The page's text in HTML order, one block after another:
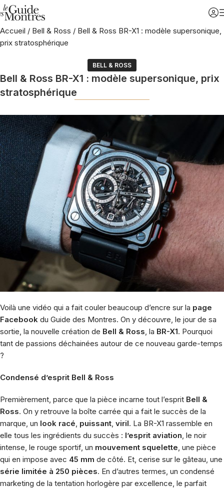
Accueil / Bell & Ross / Bell & Ross BR-X1 : modèle supersonique,
prix stratosphérique
BELL & ROSS
Bell & Ross BR-X1 : modèle supersonique, prix
stratosphérique
Voilà une vidéo qui a fait couler beaucoup d’encre sur la page
Facebook du Guide des Montres. On y découvre, le jour de sa
sortie, la nouvelle création de Bell & Ross, la BR-X1. Pourquoi
tant de passions déchainées autour de ce nouveau garde-temps
?
Condensé d’esprit Bell & Ross
Premièrement, parce que la pièce incarne tout l’esprit Bell &
Ross. On y retrouve la boîte carrée qui a fait le succès de la
marque, un look racé, puissant, viril. La BR-X1 rassemble en
elle tous les ingrédients du succès : l’esprit aviation, le noir
intense, le rouge sportif, un mouvement squelette, une pièce
qui en impose avec 45 mm de côté. Et, cerise sur le gâteau, une
série limitée à 250 pièces. En d’autres termes, un condensé
marketing de la tentation horlogère par excellence, le parfait